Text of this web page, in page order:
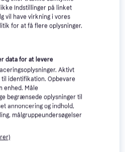
Indstillinger på linket
vil have virkning i vores
for at få flere oplysninger.
data for at levere
Aktivt
identifikation. Opbevare
enhed. Måle
begrænsede oplysninger til
annoncering og indhold,
målgruppeundersøgelser